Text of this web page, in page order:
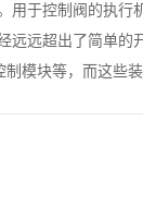
于控制阀的执
远超出了简单
模块等，而这些